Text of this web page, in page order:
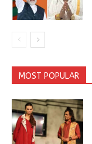
MOST POPULAR